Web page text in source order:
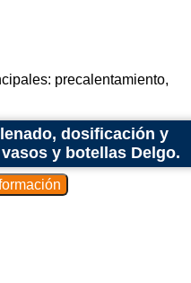
precalentamiento,
dosificación y
y botellas Delgo.